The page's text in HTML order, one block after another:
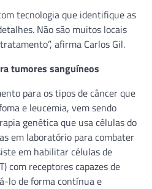
tecnologia que identifique as
Não são muitos locais
afirma Carlos Gil.
tumores sanguíneos
para os tipos de câncer que
e leucemia, vem sendo
genética que usa células do
em laboratório para combater
em habilitar células de
com receptores capazes de
lo de forma contínua e